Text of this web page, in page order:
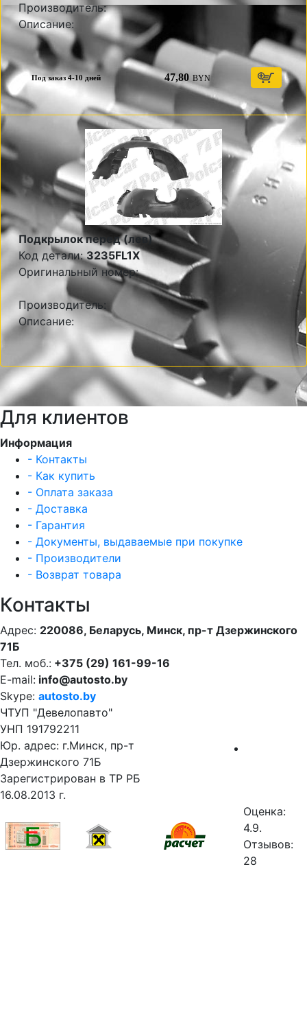
Производитель:
Описание:
Под заказ 4-10 дней 47,80 BYN
Подкрылок перед (лев)
Код детали:3235FL1X
Оригинальный номер:
Производитель:
Описание:
Для клиентов
Информация
- Контакты
- Как купить
- Оплата заказа
- Доставка
- Гарантия
- Документы, выдаваемые при покупке
- Производители
- Возврат товара
Контакты
Адрес: 220086, Беларусь, Минск, пр-т Дзержинского
71Б
Тел. моб.: +375 (29) 161-99-16
E-mail: info@autosto.by
Skype: autosto.by
ЧТУП "Девелопавто"
УНП 191792211
Юр. адрес: г.Минск, пр-т
Дзержинского 71Б
Зарегистрирован в ТР РБ
16.08.2013 г.
Оценка:
4.9.
Отзывов:
28